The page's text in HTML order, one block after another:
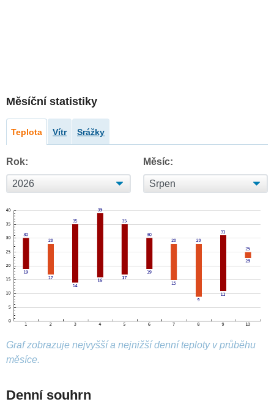
Měsíční statistiky
Teplota Vítr Srážky
Rok: Měsíc:
Graf zobrazuje nejvyšší a nejnižší denní teploty v průběhu
měsíce.
Denní souhrn